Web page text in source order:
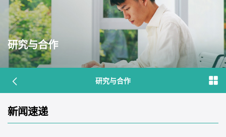
研究与合作
研究与合作
新闻速递